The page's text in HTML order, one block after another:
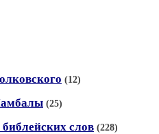
(12)
(25)
слов (228)